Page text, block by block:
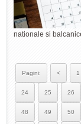
nationale si
Pagini: < 1
24 25 26
48 49 50